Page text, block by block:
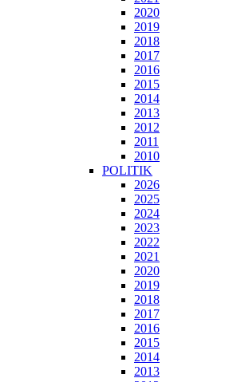
2020
2019
2018
2017
2016
2015
2014
2013
2012
2011
2010
POLITIK
2026
2025
2024
2023
2022
2021
2020
2019
2018
2017
2016
2015
2014
2013